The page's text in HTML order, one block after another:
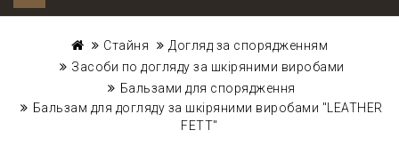
Стайня
Догляд за спорядженням
Засоби по догляду за шкіряними виробами
Бальзами для спорядження
Бальзам для догляду за шкіряними виробами "LEATHER
FETT"